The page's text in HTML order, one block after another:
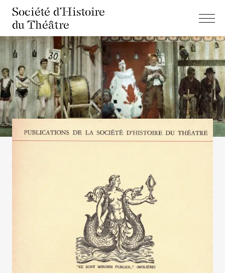
Société d'Histoire
du Théâtre